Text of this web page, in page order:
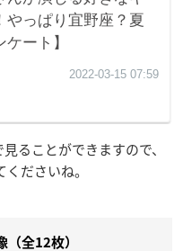
ることができますので、
ださいね。
（全12枚）